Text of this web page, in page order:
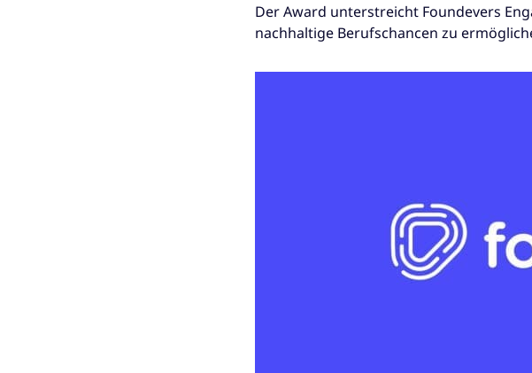
Der Award unterstreicht Foundevers
nachhaltige Berufschancen zu